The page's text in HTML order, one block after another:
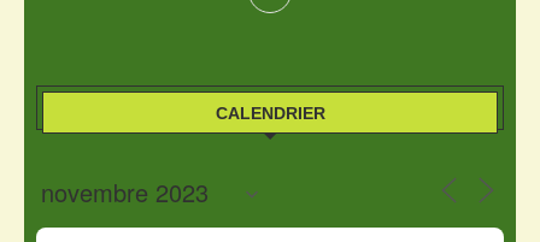
CALENDRIER